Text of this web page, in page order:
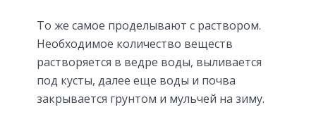
То же самое проделывают с раствором.
Необходимое количество веществ
растворяется в ведре воды, выливается
под кусты, далее еще воды и почва
закрывается грунтом и мульчей на зиму.